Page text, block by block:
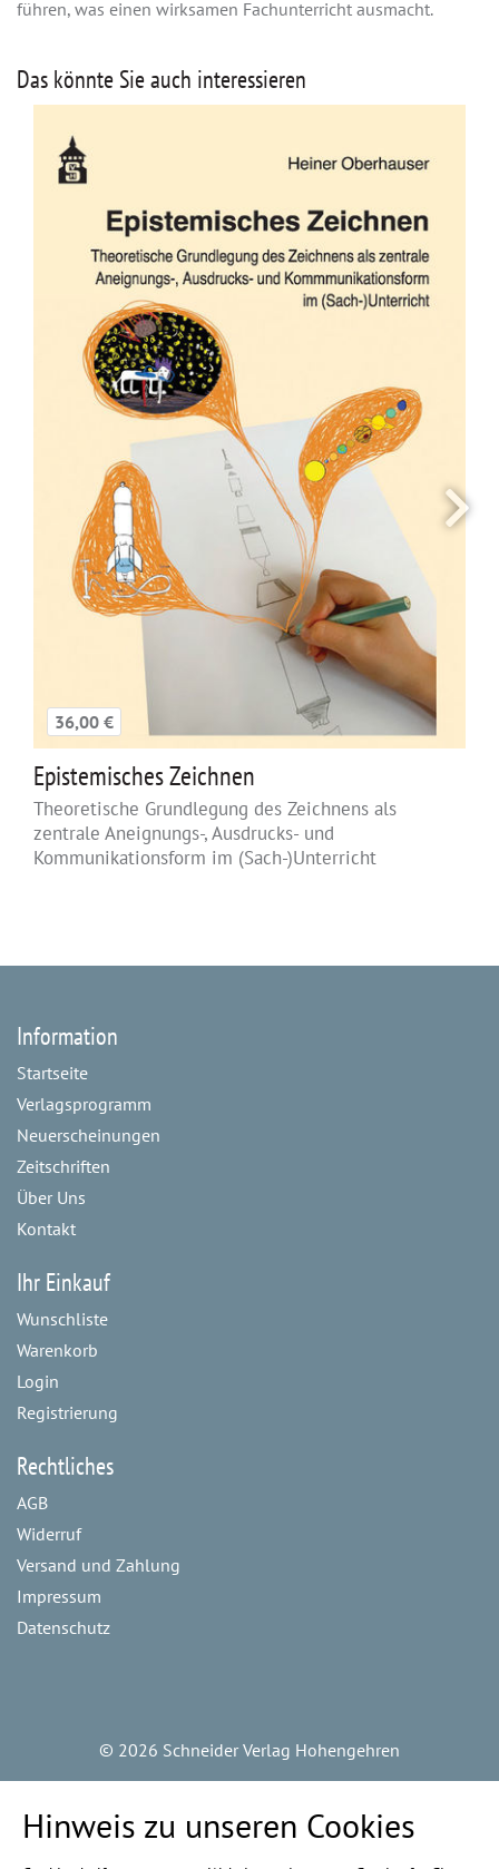
führen, was einen wirksamen Fachunterricht ausmacht.
Das könnte Sie auch interessieren
36,00 €
Epistemisches Zeichnen
Theoretische Grundlegung des Zeichnens als
zentrale Aneignungs-, Ausdrucks- und
Kommunikationsform im (Sach-)Unterricht
Information
Startseite
Verlagsprogramm
Neuerscheinungen
Zeitschriften
Über Uns
Kontakt
Ihr Einkauf
Wunschliste
Warenkorb
Login
Registrierung
Rechtliches
AGB
Widerruf
Versand und Zahlung
Impressum
Datenschutz
© 2026 Schneider Verlag Hohengehren
Hinweis zu unseren Cookies